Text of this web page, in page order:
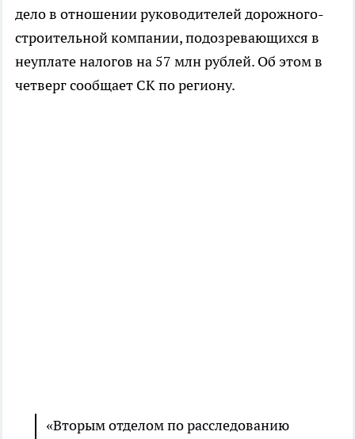
дело в отношении руководителей дорожного-
строительной компании, подозревающихся в
неуплате налогов на 57 млн рублей. Об этом в
четверг сообщает СК по региону.
«Вторым отделом по расследованию